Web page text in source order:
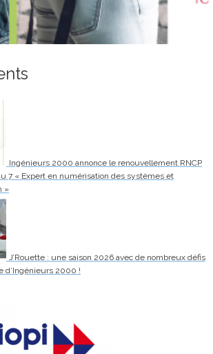
Ingénieurs 2000 annonce le renouvellement RNCP
7 « Expert en numérisation des systèmes et
»
J’Rouette : une saison 2026 avec de nombreux défis
d’Ingénieurs 2000 !